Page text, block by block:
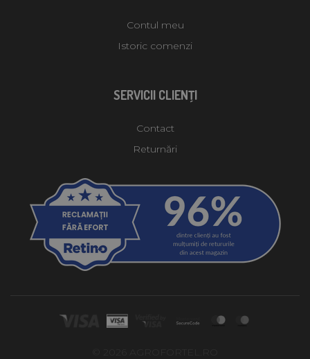
Contul meu
Istoric comenzi
SERVICII CLIENŢI
Contact
Returnări